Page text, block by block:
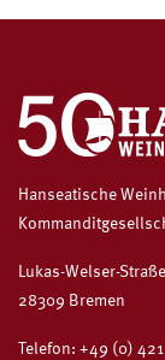
Hanseatische
Lukas-Welser-
28309 Bremen
Telefon: +49 (0)